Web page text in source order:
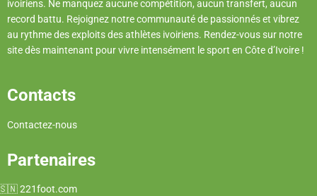
ivoiriens. Ne manquez aucune compétition, aucun transfert, aucun
record battu. Rejoignez notre communauté de passionnés et vibrez
au rythme des exploits des athlètes ivoiriens. Rendez-vous sur notre
site dès maintenant pour vivre intensément le sport en Côte d’Ivoire !
Contacts
Contactez-nous
Partenaires
221foot.com